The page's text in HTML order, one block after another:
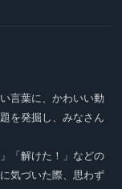
言葉に、かわいい動
を発掘し、みなさん
「解けた！」などの
気づいた際、思わず